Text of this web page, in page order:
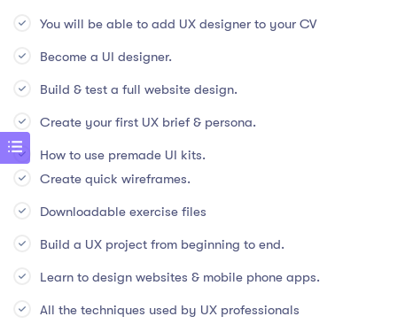
You will be able to add UX designer to your CV
Become a UI designer.
Build & test a full website design.
Create your first UX brief & persona.
How to use premade UI kits.
Create quick wireframes.
Downloadable exercise files
Build a UX project from beginning to end.
Learn to design websites & mobile phone apps.
All the techniques used by UX professionals